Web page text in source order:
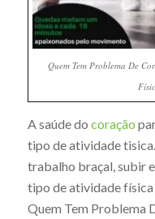
Quem Tem Problema De
A saúde do coração
tipo de atividade
trabalho braçal, subir
tipo de atividade
Quem Tem Problema